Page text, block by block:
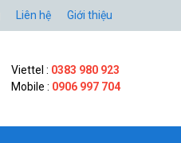
Liên hệ Giới thiệu
Viettel : 0383 980 923
Mobile : 0906 997 704